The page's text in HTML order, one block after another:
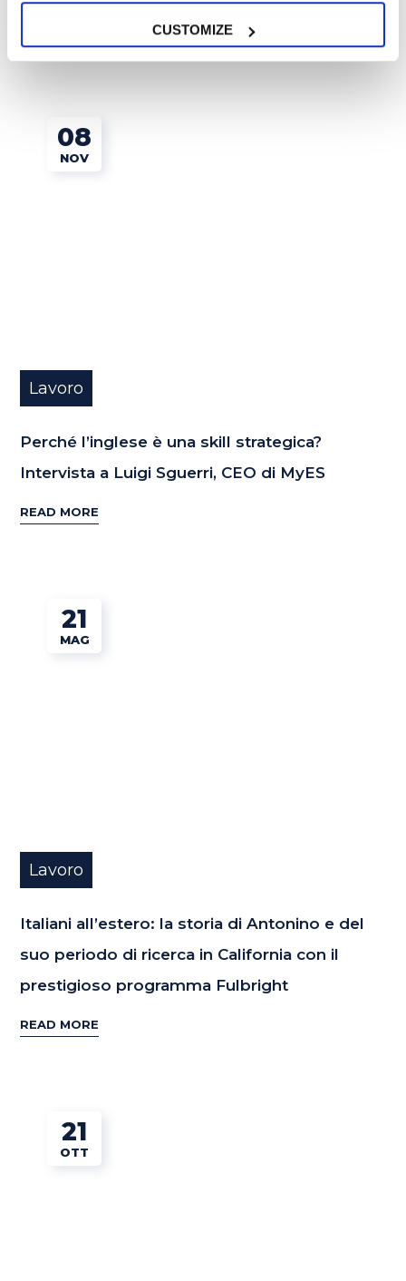
CUSTOMIZE
Articoli correlati
08
NOV
Lavoro
Perché l’inglese è una skill strategica?
Intervista a Luigi Sguerri, CEO di MyES
READ MORE
21
MAG
Lavoro
Italiani all’estero: la storia di Antonino e del
suo periodo di ricerca in California con il
prestigioso programma Fulbright
READ MORE
21
OTT